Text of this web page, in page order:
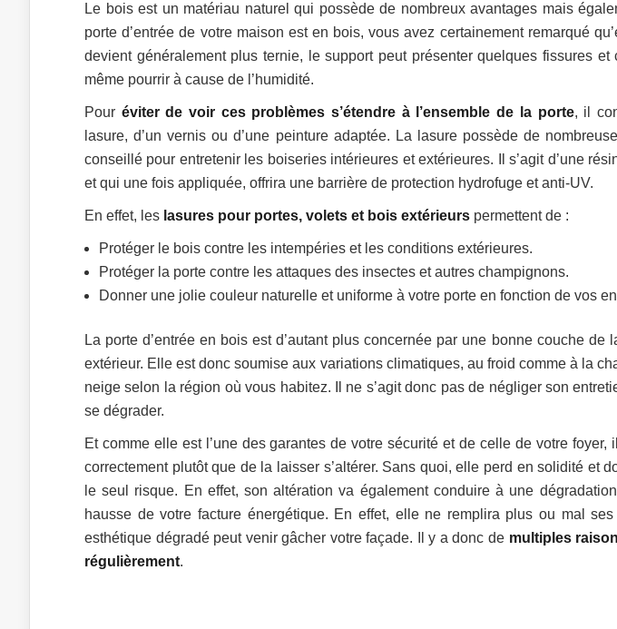
Le bois est un matériau naturel qui possède de nombreux avantages mais
porte d’entrée de votre maison est en bois, vous avez certainement remarqué
devient généralement plus ternie, le support peut présenter quelques fissures
même pourrir à cause de l’humidité.
Pour éviter de voir ces problèmes s’étendre à l’ensemble de la porte, il
lasure, d’un vernis ou d’une peinture adaptée. La lasure possède de
conseillé pour entretenir les boiseries intérieures et extérieures. Il s’agit d’une
et qui une fois appliquée, offrira une barrière de protection hydrofuge et anti-UV.
En effet, les lasures pour portes, volets et bois extérieurs permettent de :
Protéger le bois contre les intempéries et les conditions extérieures.
Protéger la porte contre les attaques des insectes et autres champignons.
Donner une jolie couleur naturelle et uniforme à votre porte en fonction de vos
La porte d’entrée en bois est d’autant plus concernée par une bonne couche de
extérieur. Elle est donc soumise aux variations climatiques, au froid comme à la
neige selon la région où vous habitez. Il ne s’agit donc pas de négliger son
se dégrader.
Et comme elle est l’une des garantes de votre sécurité et de celle de votre
correctement plutôt que de la laisser s’altérer. Sans quoi, elle perd en solidité et
le seul risque. En effet, son altération va également conduire à une
hausse de votre facture énergétique. En effet, elle ne remplira plus ou mal
esthétique dégradé peut venir gâcher votre façade. Il y a donc de multiples
régulièrement.